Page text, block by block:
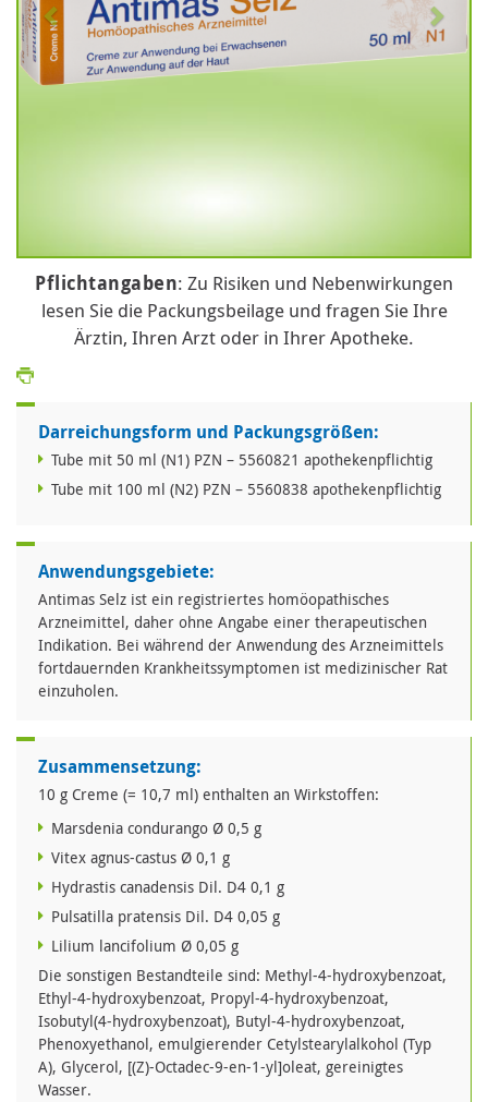
Pflichtangaben: Zu Risiken und Nebenwirkungen
lesen Sie die Packungsbeilage und fragen Sie Ihre
Ärztin, Ihren Arzt oder in Ihrer Apotheke.
Darreichungsform und Packungsgrößen:
Tube mit 50 ml (N1) PZN – 5560821 apothekenpflichtig
Tube mit 100 ml (N2) PZN – 5560838 apothekenpflichtig
Anwendungsgebiete:
Antimas Selz ist ein registriertes homöopathisches
Arzneimittel, daher ohne Angabe einer therapeutischen
Indikation. Bei während der Anwendung des Arzneimittels
fortdauernden Krankheitssymptomen ist medizinischer Rat
einzuholen.
Zusammensetzung:
10 g Creme (= 10,7 ml) enthalten an Wirkstoffen:
Marsdenia condurango Ø 0,5 g
Vitex agnus-castus Ø 0,1 g
Hydrastis canadensis Dil. D4 0,1 g
Pulsatilla pratensis Dil. D4 0,05 g
Lilium lancifolium Ø 0,05 g
Die sonstigen Bestandteile sind: Methyl-4-hydroxybenzoat,
Ethyl-4-hydroxybenzoat, Propyl-4-hydroxybenzoat,
Isobutyl(4-hydroxybenzoat), Butyl-4-hydroxybenzoat,
Phenoxyethanol, emulgierender Cetylstearylalkohol (Typ
A), Glycerol, [(Z)-Octadec-9-en-1-yl]oleat, gereinigtes
Wasser.